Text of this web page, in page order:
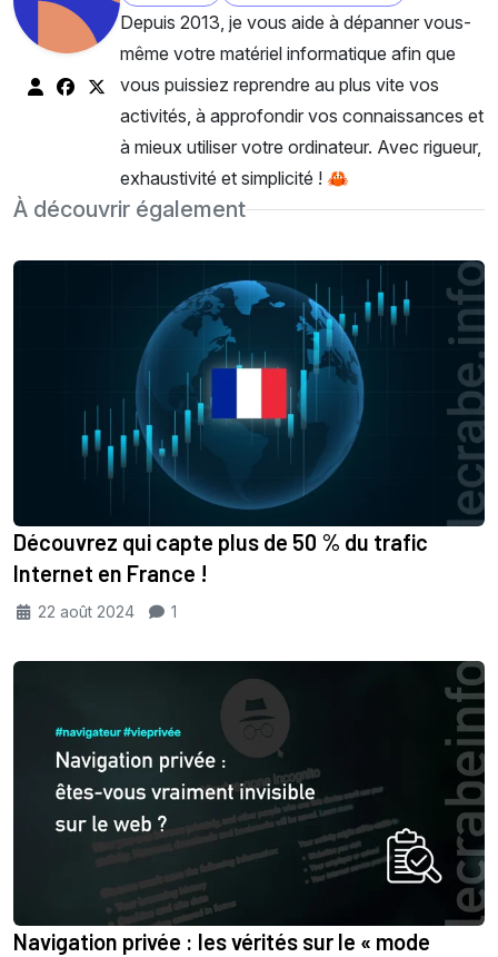
Depuis 2013, je vous aide à dépanner vous-
même votre matériel informatique afin que
vous puissiez reprendre au plus vite vos
activités, à approfondir vos connaissances et
à mieux utiliser votre ordinateur. Avec rigueur,
exhaustivité et simplicité ! 🦀
À découvrir également
Découvrez qui capte plus de 50 % du trafic
Internet en France !
22 août 2024 1
Navigation privée : les vérités sur le « mode